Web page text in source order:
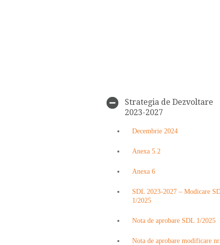
Strategia de Dezvoltare
2023-2027
Decembrie 2024
Anexa 5.2
Anexa 6
SDL 2023-2027 – Modicare
1/2025
Nota de aprobare SDL 1/2025
Nota de aprobare modificare